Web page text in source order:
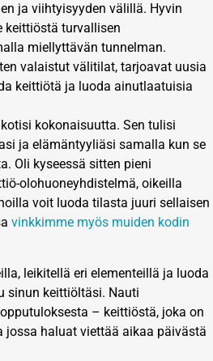
ja viihtyisyyden välillä. Hyvin
keittiöstä turvallisen
miellyttävän tunnelman.
valaistut välitilat, tarjoavat uusia
keittiötä ja luoda ainutlaatuisia
kokonaisuutta. Sen tulisi
ja elämäntyyliäsi samalla kun se
Oli kyseessä sitten pieni
olohuoneyhdistelmä, oikeilla
voit luoda tilasta juuri sellaisen
vinkkimme myös muiden kodin
leikitellä eri elementeillä ja luoda
sinun keittiöltäsi. Nauti
– keittiöstä, joka on
jossa haluat viettää aikaa päivästä